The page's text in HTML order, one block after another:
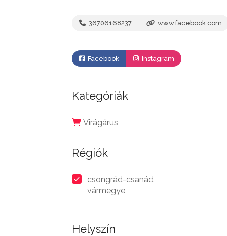
36706168237 www.facebook.com
Facebook Instagram
Kategóriák
Virágárus
Régiók
csongrád-csanád
vármegye
Helyszín